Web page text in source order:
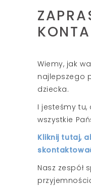
Wiemy, jak
najlepszego
dziecka.
I jesteśmy
wszystkie
Kliknij tutaj,
Nasz zespół